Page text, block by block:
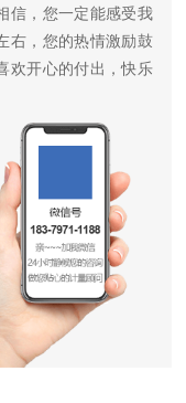
信，您一定能感受我
右，您的热情激励鼓
欢开心的付出，快乐